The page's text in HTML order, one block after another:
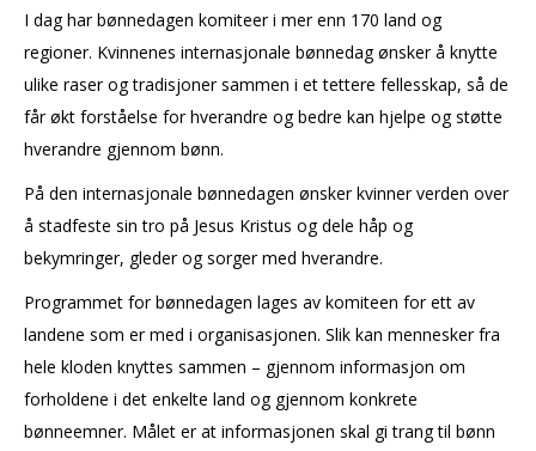
I dag har bønnedagen komiteer i mer enn 170 land og
regioner. Kvinnenes internasjonale bønnedag ønsker å knytte
ulike raser og tradisjoner sammen i et tettere fellesskap, så de
får økt forståelse for hverandre og bedre kan hjelpe og støtte
hverandre gjennom bønn.
På den internasjonale bønnedagen ønsker kvinner verden over
å stadfeste sin tro på Jesus Kristus og dele håp og
bekymringer, gleder og sorger med hverandre.
Programmet for bønnedagen lages av komiteen for ett av
landene som er med i organisasjonen. Slik kan mennesker fra
hele kloden knyttes sammen – gjennom informasjon om
forholdene i det enkelte land og gjennom konkrete
bønneemner. Målet er at informasjonen skal gi trang til bønn